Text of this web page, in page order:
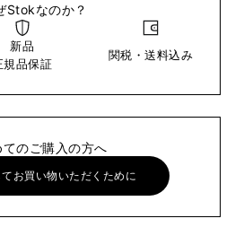
Stokなのか？
新品
規品保証
関税・送料込み
てのご購入の方へ
お買い物いただくために